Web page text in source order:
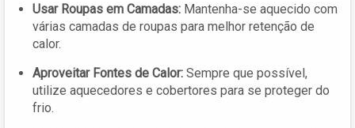
Usar Roupas em Camadas: Mantenha-se aquecido com
várias camadas de roupas para melhor retenção de
calor.
Aproveitar Fontes de Calor: Sempre que possível,
utilize aquecedores e cobertores para se proteger do
frio.